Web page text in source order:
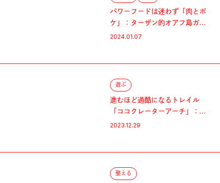
パワーフードは迷わず「肉とポ
ケ」：ターザン的オアフ島ガイ
ド
2024.01.07
遊ぶ
進むほど過酷になるトレイル
「ココクレーターアーチ」：タ
ーザン的オアフ島ガイド
2023.12.29
整える